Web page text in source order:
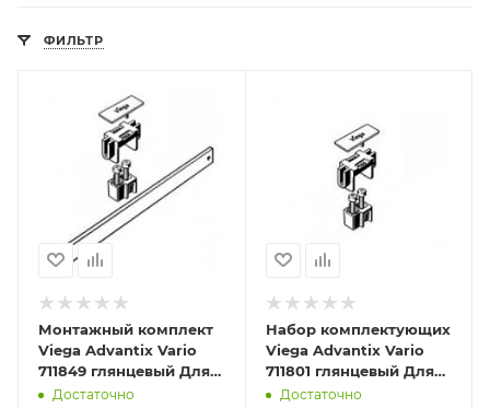
ФИЛЬТР
Монтажный комплект
Viega Advantix Vario
711849 глянцевый Для
соед. 2-х и более
Достаточно
Набор комплектующих
Viega Advantix Vario
711801 глянцевый Для
соед. 2-х и более
Достаточно